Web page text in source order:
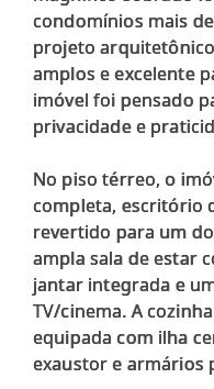
condomínios mais
projeto
amplos e excelente
imóvel foi pensado
privacidade e
No piso térreo, o
completa, escritório
revertido para um
ampla sala de estar
jantar integrada e
TV/cinema. A
equipada com ilha
exaustor e armários